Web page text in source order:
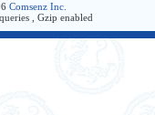
Comsenz Inc.
, Gzip enabled